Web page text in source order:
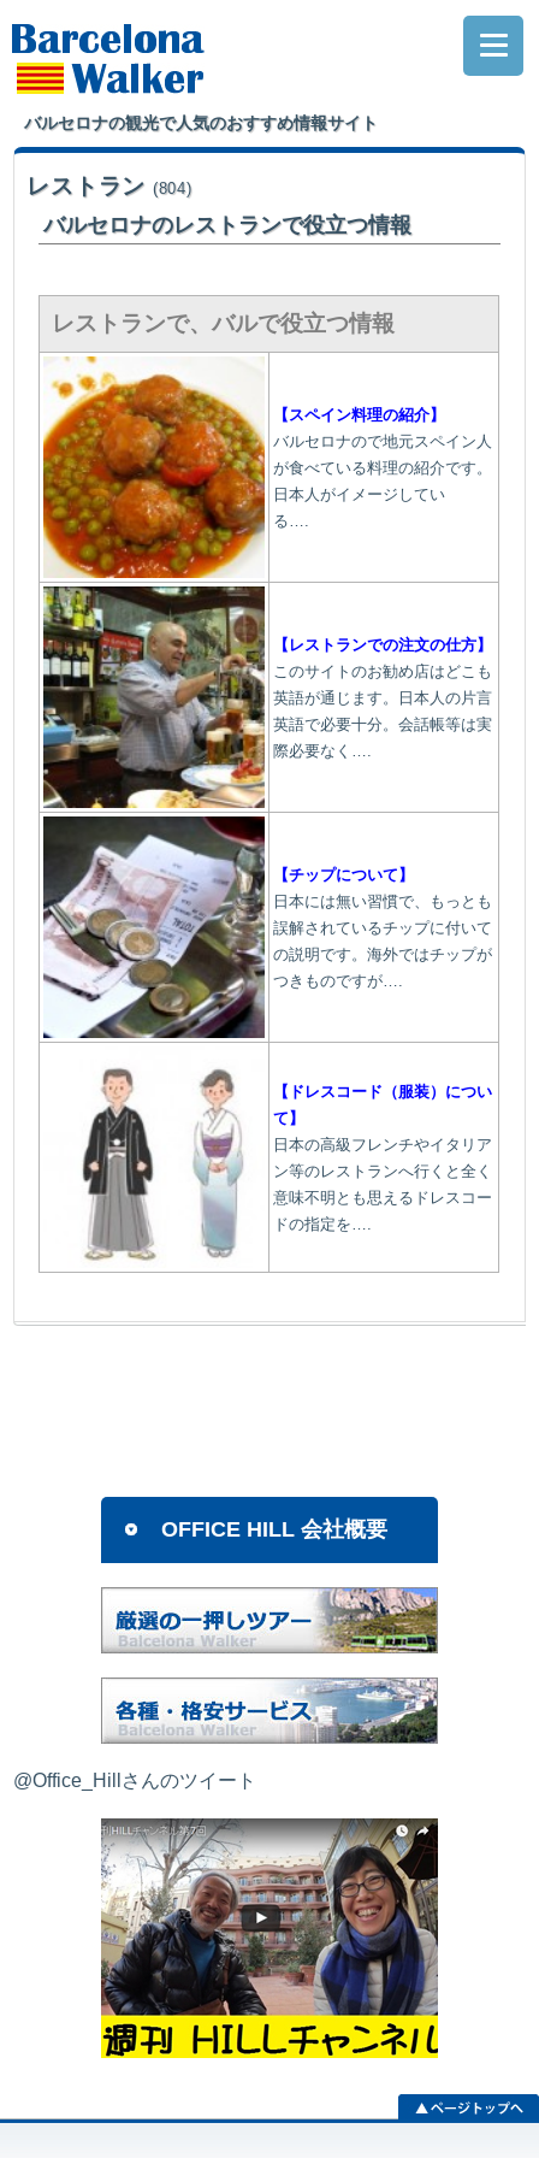
バルセロナの観光で人気のおすすめ情報サイト
レストラン (804)
バルセロナのレストランで役立つ情報
レストランで、バルで役立つ情報
【スペイン料理の紹介】
バルセロナので地元スペイン人
が食べている料理の紹介です。
日本人がイメージしてい
る….
【レストランでの注文の仕方】
このサイトのお勧め店はどこも
英語が通じます。日本人の片言
英語で必要十分。会話帳等は実
際必要なく….
【チップについて】
日本には無い習慣で、もっとも
誤解されているチップに付いて
の説明です。海外ではチップが
つきものですが….
【ドレスコード（服装）につい
て】
日本の高級フレンチやイタリア
ン等のレストランへ行くと全く
意味不明とも思えるドレスコー
ドの指定を….
OFFICE HILL 会社概要
@Office_Hillさんのツイート